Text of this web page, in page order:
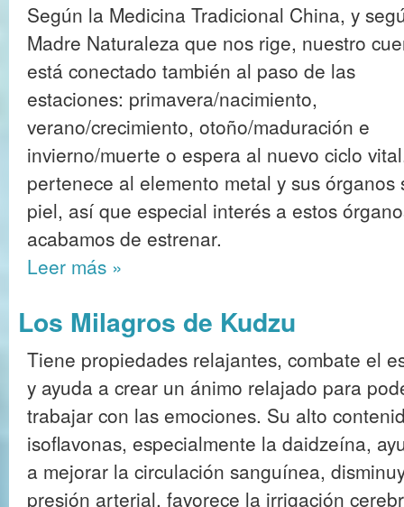
Según la Medicina Tradicional China, y
Madre Naturaleza que nos rige, nuestro
está conectado también al paso de las
estaciones: primavera/nacimiento,
verano/crecimiento, otoño/maduración e
invierno/muerte o espera al nuevo ciclo
pertenece al elemento metal y sus
piel, así que especial interés a estos
acabamos de estrenar.
Leer más »
Los Milagros de Kudzu
Tiene propiedades relajantes, combate el
y ayuda a crear un ánimo relajado para
trabajar con las emociones. Su alto
isoflavonas, especialmente la daidzeína,
a mejorar la circulación sanguínea,
presión arterial, favorece la irrigación